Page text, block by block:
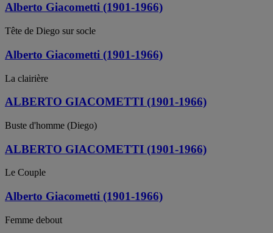
Alberto Giacometti (1901-1966)
Tête de Diego sur socle
Alberto Giacometti (1901-1966)
La clairière
ALBERTO GIACOMETTI (1901-1966)
Buste d'homme (Diego)
ALBERTO GIACOMETTI (1901-1966)
Le Couple
Alberto Giacometti (1901-1966)
Femme debout